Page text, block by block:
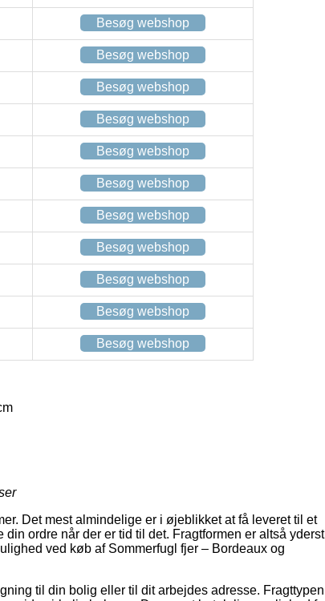
Besøg webshop
Besøg webshop
Besøg webshop
Besøg webshop
Besøg webshop
Besøg webshop
Besøg webshop
Besøg webshop
Besøg webshop
Besøg webshop
Besøg webshop
Det mest almindelige er i øjeblikket at få leveret til et
ordre når der er tid til det. Fragtformen er altså yderst
ved køb af Sommerfugl fjer – Bordeaux og
til din bolig eller til dit arbejdes adresse. Fragttypen